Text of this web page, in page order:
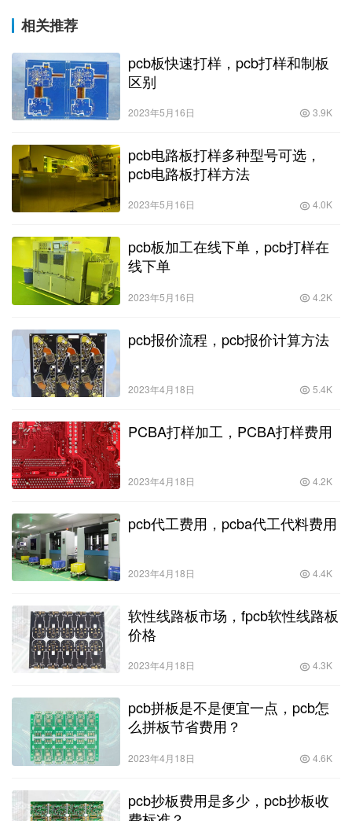
相关推荐
pcb板快速打样，pcb打样和制板
区别
2023年5月16日 3.9K
pcb电路板打样多种型号可选，
pcb电路板打样方法
2023年5月16日 4.0K
pcb板加工在线下单，pcb打样在
线下单
2023年5月16日 4.2K
pcb报价流程，pcb报价计算方法
2023年4月18日 5.4K
PCBA打样加工，PCBA打样费用
2023年4月18日 4.2K
pcb代工费用，pcba代工代料费用
2023年4月18日 4.4K
软性线路板市场，fpcb软性线路板
价格
2023年4月18日 4.3K
pcb拼板是不是便宜一点，pcb怎
么拼板节省费用？
2023年4月18日 4.6K
pcb抄板费用是多少，pcb抄板收